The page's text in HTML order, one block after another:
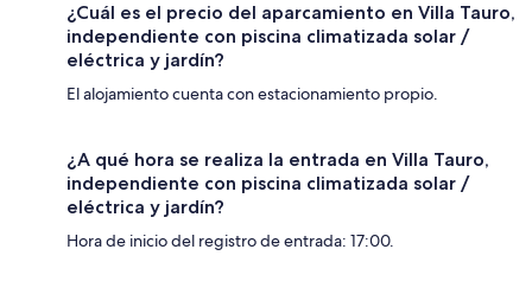
¿Cuál es el precio del aparcamiento en Villa Tauro,
independiente con piscina climatizada solar /
eléctrica y jardín?
El alojamiento cuenta con estacionamiento propio.
¿A qué hora se realiza la entrada en Villa Tauro,
independiente con piscina climatizada solar /
eléctrica y jardín?
Hora de inicio del registro de entrada: 17:00.